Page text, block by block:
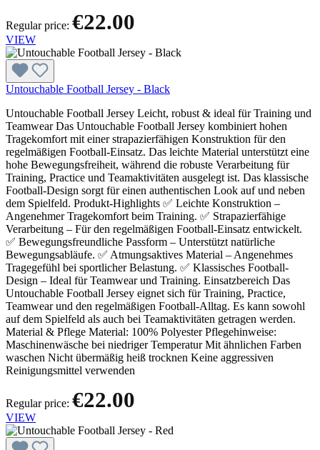
Regular price: €22.00
VIEW
Untouchable Football Jersey - Black
Untouchable Football Jersey Leicht, robust & ideal für Training und
Teamwear Das Untouchable Football Jersey kombiniert hohen
Tragekomfort mit einer strapazierfähigen Konstruktion für den
regelmäßigen Football-Einsatz. Das leichte Material unterstützt eine
hohe Bewegungsfreiheit, während die robuste Verarbeitung für
Training, Practice und Teamaktivitäten ausgelegt ist. Das klassische
Football-Design sorgt für einen authentischen Look auf und neben
dem Spielfeld. Produkt-Highlights ✅ Leichte Konstruktion –
Angenehmer Tragekomfort beim Training. ✅ Strapazierfähige
Verarbeitung – Für den regelmäßigen Football-Einsatz entwickelt.
✅ Bewegungsfreundliche Passform – Unterstützt natürliche
Bewegungsabläufe. ✅ Atmungsaktives Material – Angenehmes
Tragegefühl bei sportlicher Belastung. ✅ Klassisches Football-
Design – Ideal für Teamwear und Training. Einsatzbereich Das
Untouchable Football Jersey eignet sich für Training, Practice,
Teamwear und den regelmäßigen Football-Alltag. Es kann sowohl
auf dem Spielfeld als auch bei Teamaktivitäten getragen werden.
Material & Pflege Material: 100% Polyester Pflegehinweise:
Maschinenwäsche bei niedriger Temperatur Mit ähnlichen Farben
waschen Nicht übermäßig heiß trocknen Keine aggressiven
Reinigungsmittel verwenden
Regular price: €22.00
VIEW